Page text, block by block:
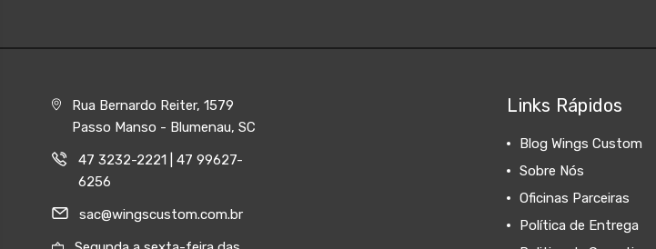
Rua Bernardo Reiter, 1579
Passo Manso - Blumenau, SC
47 3232-2221 | 47 99627-
6256
sac@wingscustom.com.br
Links Rápidos
Blog Wings Custom
Sobre Nós
Oficinas Parceiras
Política de Entrega